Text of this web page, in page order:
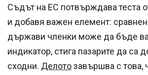
Съдът на ЕС потвърждава теста
и добавя важен елемент:
държави членки може да бъде
индикатор, стига пазарите да са
сходни. Делотозавършва с това,